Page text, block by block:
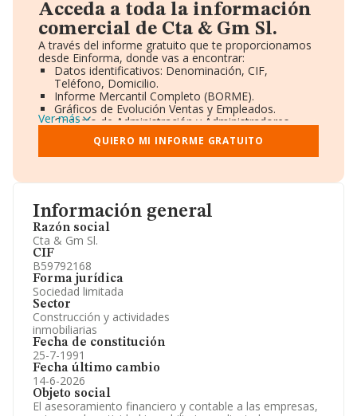
Información general
Razón social
Cta & Gm Sl.
CIF
B59792168
Forma jurídica
Sociedad limitada
Sector
Construcción y actividades
inmobiliarias
Fecha de constitución
25-7-1991
Fecha último cambio
14-6-2026
Objeto social
El asesoramiento financiero y contable a las empresas,
Acceda a toda la información
comercial de Cta & Gm Sl.
A través del informe gratuito que te proporcionamos
desde Einforma, donde vas a encontrar:
Datos identificativos: Denominación, CIF,
Teléfono, Domicilio.
Informe Mercantil Completo (BORME).
Gráficos de Evolución Ventas y Empleados.
Consejo de Administración y Administradores.
Directivos y Ejecutivos.
Accionistas.
Participaciones y Vinculaciones en otras empresas.
Información oficial y registral complementaria.
Ver más
QUIERO MI INFORME GRATUITO